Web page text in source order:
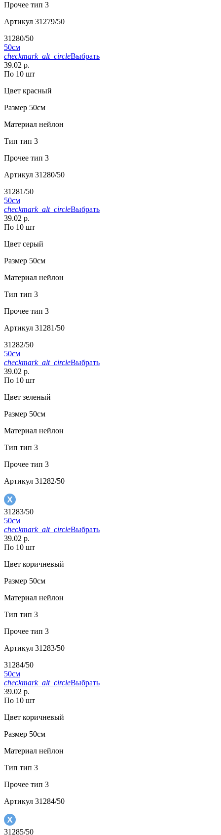
Прочее тип 3
Артикул 31279/50
31280/50
50см
checkmark_alt_circleВыбрать
39.02 р.
По 10 шт
Цвет красный
Размер 50см
Материал нейлон
Тип тип 3
Прочее тип 3
Артикул 31280/50
31281/50
50см
checkmark_alt_circleВыбрать
39.02 р.
По 10 шт
Цвет серый
Размер 50см
Материал нейлон
Тип тип 3
Прочее тип 3
Артикул 31281/50
31282/50
50см
checkmark_alt_circleВыбрать
39.02 р.
По 10 шт
Цвет зеленый
Размер 50см
Материал нейлон
Тип тип 3
Прочее тип 3
Артикул 31282/50
31283/50
50см
checkmark_alt_circleВыбрать
39.02 р.
По 10 шт
Цвет коричневый
Размер 50см
Материал нейлон
Тип тип 3
Прочее тип 3
Артикул 31283/50
31284/50
50см
checkmark_alt_circleВыбрать
39.02 р.
По 10 шт
Цвет коричневый
Размер 50см
Материал нейлон
Тип тип 3
Прочее тип 3
Артикул 31284/50
31285/50